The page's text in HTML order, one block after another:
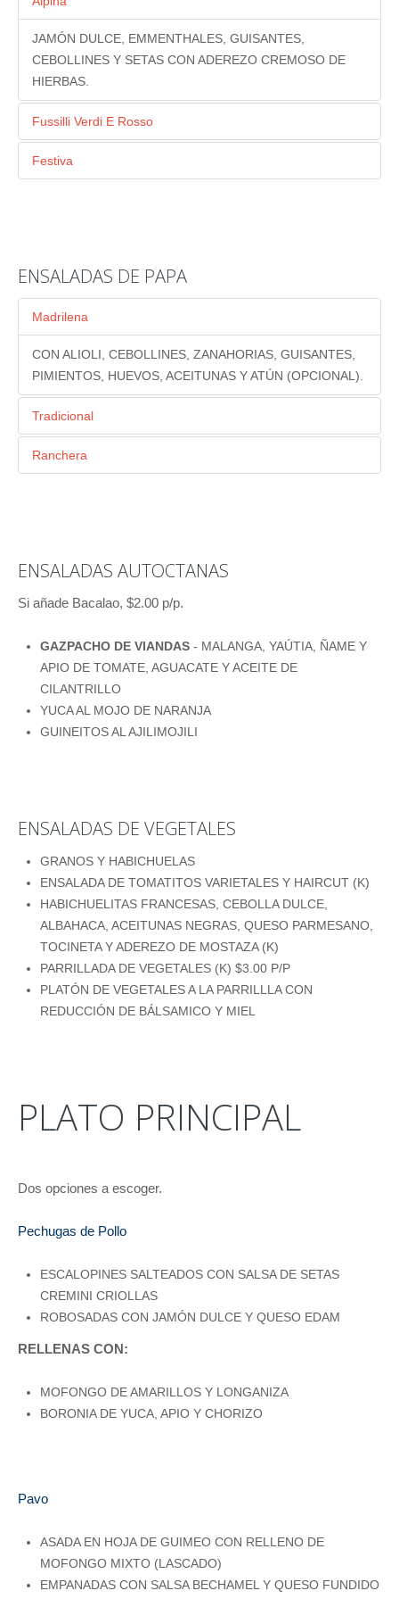
JAMÓN DULCE, EMMENTHALES, GUISANTES,
CEBOLLINES Y SETAS CON ADEREZO CREMOSO DE
HIERBAS.
Fussilli Verdi E Rosso
PESTO CON TOMATES SOLARIEGOS, VEGETALES
VERDES Y ROJOS CON ADEREZO DE VINO TINTO Y
Festiva
ENSALADAS DE PAPA
Madrilena
CON ALIOLI, CEBOLLINES, ZANAHORIAS, GUISANTES,
PIMIENTOS, HUEVOS, ACEITUNAS Y ATÚN (OPCIONAL).
Tradicional
PAPITAS NUEVAS CON HUEVO, CEBOLLA DULCE,
PIMIENTOS ASADOS Y TALLO DE APIO. ALINO DE
Ranchera
ENSALADAS AUTOCTANAS
Si añade Bacalao, $2.00 p/p.
GAZPACHO DE VIANDAS - MALANGA, YAÚTIA, ÑAME Y
APIO DE TOMATE, AGUACATE Y ACEITE DE
CILANTRILLO
YUCA AL MOJO DE NARANJA
GUINEITOS AL AJILIMOJILI
ENSALADAS DE VEGETALES
GRANOS Y HABICHUELAS
ENSALADA DE TOMATITOS VARIETALES Y HAIRCUT (K)
HABICHUELITAS FRANCESAS, CEBOLLA DULCE,
ALBAHACA, ACEITUNAS NEGRAS, QUESO PARMESANO,
TOCINETA Y ADEREZO DE MOSTAZA (K)
PARRILLADA DE VEGETALES (K) $3.00 P/P
PLATÓN DE VEGETALES A LA PARRILLLA CON
REDUCCIÓN DE BÁLSAMICO Y MIEL
PLATO PRINCIPAL
Dos opciones a escoger.
Pechugas de Pollo
ESCALOPINES SALTEADOS CON SALSA DE SETAS
CREMINI CRIOLLAS
ROBOSADAS CON JAMÓN DULCE Y QUESO EDAM
RELLENAS CON:
MOFONGO DE AMARILLOS Y LONGANIZA
BORONIA DE YUCA, APIO Y CHORIZO
Pavo
ASADA EN HOJA DE GUIMEO CON RELLENO DE
MOFONGO MIXTO (LASCADO)
EMPANADAS CON SALSA BECHAMEL Y QUESO FUNDIDO